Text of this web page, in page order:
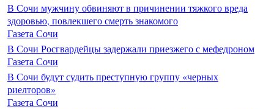
В Сочи мужчину обвиняют в причинении тяжкого вреда
здоровью, повлекшего смерть знакомого
Газета Сочи
В Сочи Росгвардейцы задержали приезжего с мефедроном
Газета Сочи
В Сочи будут судить преступную группу «черных
риелторов»
Газета Сочи